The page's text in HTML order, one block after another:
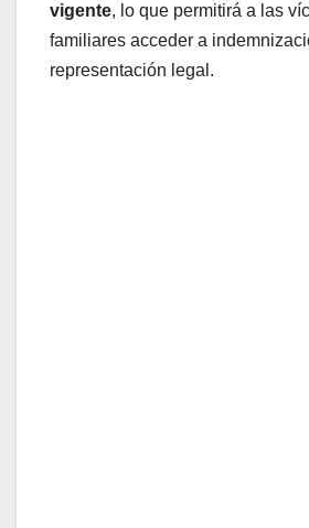
vigente, lo que permitirá a las
familiares acceder a
representación legal.